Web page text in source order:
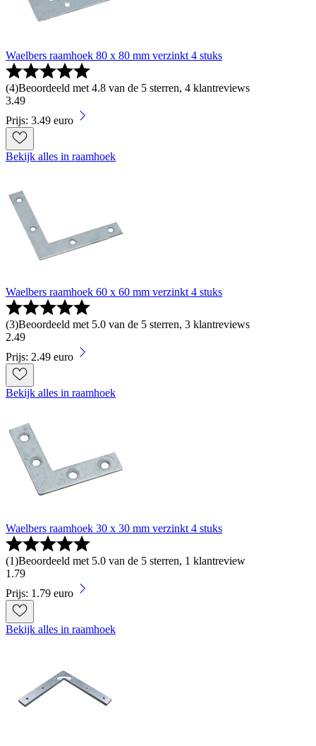
Waelbers raamhoek 80 x 80 mm verzinkt 4 stuks
(4)Beoordeeld met 4.8 van de 5 sterren, 4 klantreviews
3.49
Prijs: 3.49 euro
Bekijk alles in raamhoek
Waelbers raamhoek 60 x 60 mm verzinkt 4 stuks
(3)Beoordeeld met 5.0 van de 5 sterren, 3 klantreviews
2.49
Prijs: 2.49 euro
Bekijk alles in raamhoek
Waelbers raamhoek 30 x 30 mm verzinkt 4 stuks
(1)Beoordeeld met 5.0 van de 5 sterren, 1 klantreview
1 .79
Prijs: 1.79 euro
Bekijk alles in raamhoek